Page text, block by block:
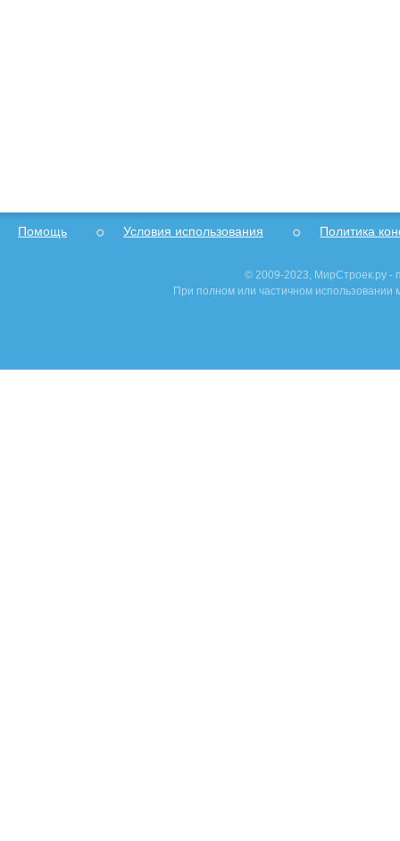
Помощь Условия использования Политика
© 2009-2023, МирСтроек.ру -
При полном или частичном использовании